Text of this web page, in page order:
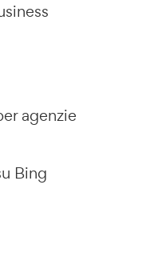
agenzie
Bing